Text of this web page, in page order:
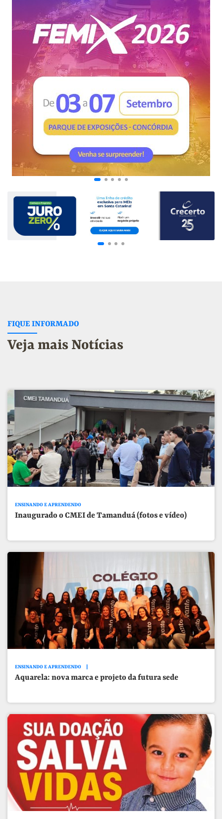
FIQUE INFORMADO
Veja mais Notícias
ENSINANDO E APRENDENDO
Inaugurado o CMEI de Tamanduá (fotos e vídeo)
ENSINANDO E APRENDENDO
Aquarela: nova marca e projeto da futura sede